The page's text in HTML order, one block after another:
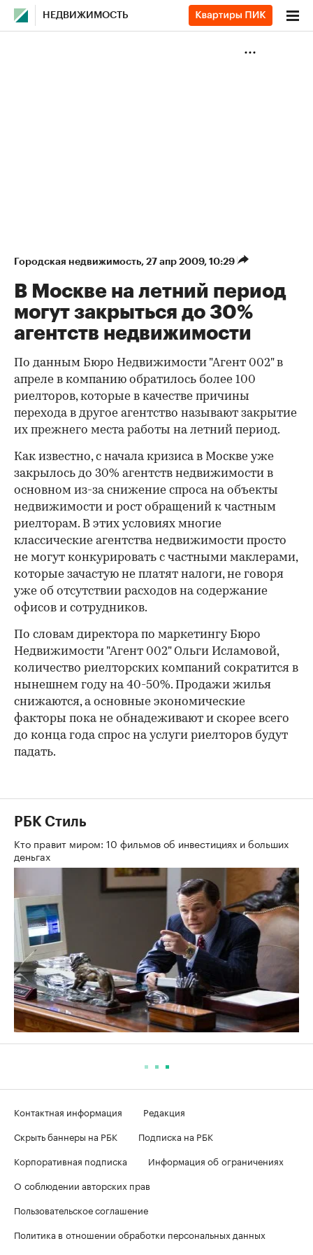
НЕДВИЖИМОСТЬ
Городская недвижимость⁠, 27 апр 2009, 10:29
В Москве на летний период
могут закрыться до 30%
агентств недвижимости
По данным Бюро Недвижимости "Агент 002" в
апреле в компанию обратилось более 100
риелторов, которые в качестве причины
перехода в другое агентство называют закрытие
их прежнего места работы на летний период.
Как известно, с начала кризиса в Москве уже
закрылось до 30% агентств недвижимости в
основном из-за снижение спроса на объекты
недвижимости и рост обращений к частным
риелторам. В этих условиях многие
классические агентства недвижимости просто
не могут конкурировать с частными маклерами,
которые зачастую не платят налоги, не говоря
уже об отсутствии расходов на содержание
офисов и сотрудников.
По словам директора по маркетингу Бюро
Недвижимости "Агент 002" Ольги Исламовой,
количество риелторских компаний сократится в
нынешнем году на 40-50%. Продажи жилья
снижаются, а основные экономические
факторы пока не обнадеживают и скорее всего
до конца года спрос на услуги риелторов будут
падать.
РБК Стиль
Кто правит миром: 10 фильмов об инвестициях и больших
деньгах
Контактная информация
Редакция
Скрыть баннеры на РБК
Подписка на РБК
Корпоративная подписка
Информация об ограничениях
О соблюдении авторских прав
Пользовательское соглашение
Политика в отношении обработки персональных данных